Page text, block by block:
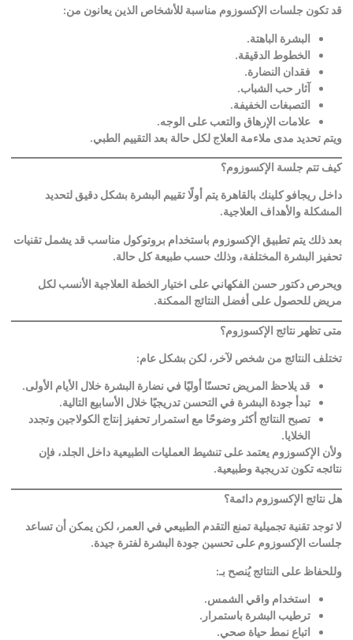
قد تكون جلسات الإكسوزوم مناسبة للأشخاص الذين يعانون من:
البشرة الباهتة.
الخطوط الدقيقة.
فقدان النضارة.
آثار حب الشباب.
التصبغات الخفيفة.
علامات الإرهاق والتعب على الوجه.
ويتم تحديد مدى ملاءمة العلاج لكل حالة بعد التقييم الطبي.
كيف تتم جلسة الإكسوزوم؟
داخل ريجافو كلينك بالقاهرة يتم أولًا تقييم البشرة بشكل دقيق لتحديد
المشكلة والأهداف العلاجية.
بعد ذلك يتم تطبيق الإكسوزوم باستخدام بروتوكول مناسب قد يشمل تقنيات
تحفيز البشرة المختلفة، وذلك حسب طبيعة كل حالة.
ويحرص دكتور حسن الفكهاني على اختيار الخطة العلاجية الأنسب لكل
مريض للحصول على أفضل النتائج الممكنة.
متى تظهر نتائج الإكسوزوم؟
تختلف النتائج من شخص لآخر، لكن بشكل عام:
قد يلاحظ المريض تحسنًا أوليًا في نضارة البشرة خلال الأيام الأولى.
تبدأ جودة البشرة في التحسن تدريجيًا خلال الأسابيع التالية.
تصبح النتائج أكثر وضوحًا مع استمرار تحفيز إنتاج الكولاجين وتجدد
الخلايا.
ولأن الإكسوزوم يعتمد على تنشيط العمليات الطبيعية داخل الجلد، فإن
نتائجه تكون تدريجية وطبيعية.
هل نتائج الإكسوزوم دائمة؟
لا توجد تقنية تجميلية تمنع التقدم الطبيعي في العمر، لكن يمكن أن تساعد
جلسات الإكسوزوم على تحسين جودة البشرة لفترة جيدة.
وللحفاظ على النتائج يُنصح بـ:
استخدام واقي الشمس.
ترطيب البشرة باستمرار .
اتباع نمط حياة صحي.